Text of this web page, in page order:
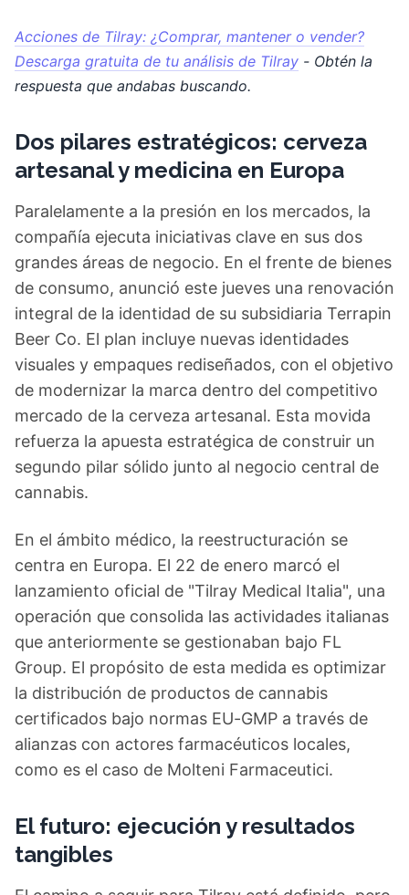
Acciones de Tilray: ¿Comprar, mantener o vender?
Descarga gratuita de tu análisis de Tilray - Obtén la
respuesta que andabas buscando.
Dos pilares estratégicos: cerveza
artesanal y medicina en Europa
Paralelamente a la presión en los mercados, la
compañía ejecuta iniciativas clave en sus dos
grandes áreas de negocio. En el frente de bienes
de consumo, anunció este jueves una renovación
integral de la identidad de su subsidiaria Terrapin
Beer Co. El plan incluye nuevas identidades
visuales y empaques rediseñados, con el objetivo
de modernizar la marca dentro del competitivo
mercado de la cerveza artesanal. Esta movida
refuerza la apuesta estratégica de construir un
segundo pilar sólido junto al negocio central de
cannabis.
En el ámbito médico, la reestructuración se
centra en Europa. El 22 de enero marcó el
lanzamiento oficial de "Tilray Medical Italia", una
operación que consolida las actividades italianas
que anteriormente se gestionaban bajo FL
Group. El propósito de esta medida es optimizar
la distribución de productos de cannabis
certificados bajo normas EU-GMP a través de
alianzas con actores farmacéuticos locales,
como es el caso de Molteni Farmaceutici.
El futuro: ejecución y resultados
tangibles